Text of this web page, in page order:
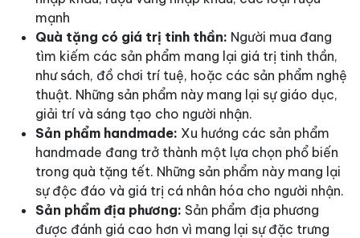
mạnh
Quà tặng có giá trị tinh thần: Người mua đang
tìm kiếm các sản phẩm mang lại giá trị tinh thần,
như sách, đồ chơi trí tuệ, hoặc các sản phẩm nghệ
thuật. Những sản phẩm này mang lại sự giáo dục,
giải trí và sáng tạo cho người nhận.
Sản phẩm handmade: Xu hướng các sản phẩm
handmade đang trở thành một lựa chọn phổ biến
trong quà tặng tết. Những sản phẩm này mang lại
sự độc đáo và giá trị cá nhân hóa cho người nhận.
Sản phẩm địa phương: Sản phẩm địa phương
được đánh giá cao hơn vì mang lại sự đặc trưng